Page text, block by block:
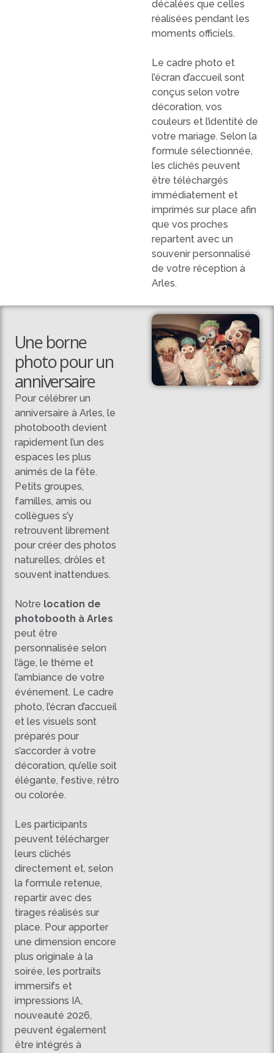
décalées que celles
réalisées pendant les
moments officiels.
Le cadre photo et
l’écran d’accueil sont
conçus selon votre
décoration, vos
couleurs et l’identité de
votre mariage. Selon la
formule sélectionnée,
les clichés peuvent
être téléchargés
immédiatement et
imprimés sur place afin
que vos proches
repartent avec un
souvenir personnalisé
de votre réception à
Arles.
Une borne
photo pour un
anniversaire
Pour célébrer un
anniversaire à Arles, le
photobooth devient
rapidement l’un des
espaces les plus
animés de la fête.
Petits groupes,
familles, amis ou
collègues s’y
retrouvent librement
pour créer des photos
naturelles, drôles et
souvent inattendues.
Notre location de
photobooth à Arles
peut être
personnalisée selon
l’âge, le thème et
l’ambiance de votre
événement. Le cadre
photo, l’écran d’accueil
et les visuels sont
préparés pour
s’accorder à votre
décoration, qu’elle soit
élégante, festive, rétro
ou colorée.
Les participants
peuvent télécharger
leurs clichés
directement et, selon
la formule retenue,
repartir avec des
tirages réalisés sur
place. Pour apporter
une dimension encore
plus originale à la
soirée, les portraits
immersifs et
impressions IA,
nouveauté 2026,
peuvent également
être intégrés à